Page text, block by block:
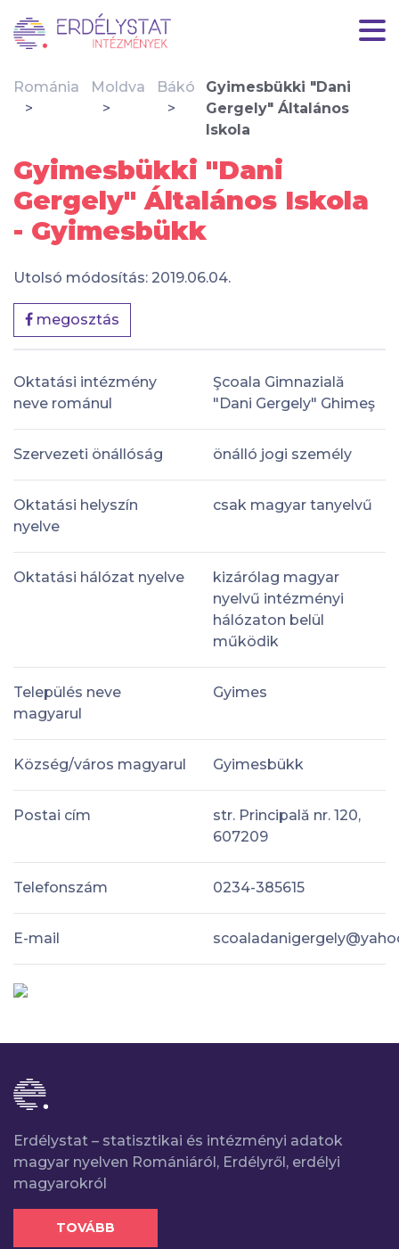
Románia Moldva Bákó
Gyimesbükki "Dani
Gergely" Általános
Iskola
Gyimesbükki "Dani
Gergely" Általános Iskola
- Gyimesbükk
Utolsó módosítás: 2019.06.04.
megosztás
Oktatási intézmény
neve románul
Şcoala Gimnazială
"Dani Gergely" Ghimeş
Szervezeti önállóság önálló jogi személy
Oktatási helyszín
nyelve
csak magyar tanyelvű
Oktatási hálózat nyelve
kizárólag magyar
nyelvű intézményi
hálózaton belül
működik
Település neve
magyarul
Gyimes
Község/város magyarul Gyimesbükk
Postai cím
str. Principală nr. 120,
607209
Telefonszám 0234-385615
E-mail
Erdélystat – statisztikai és intézményi adatok
magyar nyelven Romániáról, Erdélyről, erdélyi
magyarokról
TOVÁBB